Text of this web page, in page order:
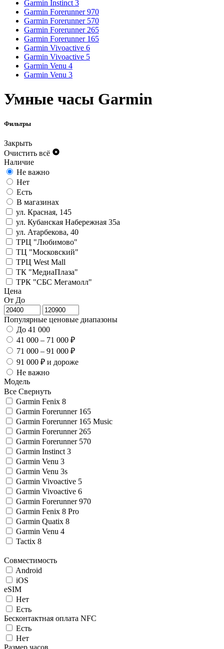
Garmin Instinct 3
Garmin Forerunner 970
Garmin Forerunner 570
Garmin Forerunner 265
Garmin Forerunner 165
Garmin Vivoactive 6
Garmin Vivoactive 5
Garmin Venu 4
Garmin Venu 3
Умные часы Garmin
Фильтры
Закрыть
Очистить всё
Наличие
Не важно
Нет
Есть
В магазинах
ул. Красная, 145
ул. Кубанская Набережная 35а
ул. Атарбекова, 40
ТРЦ "Любимово"
ТЦ "Московский"
ТРЦ West Mall
ТК "МедиаПлаза"
ТРК "СБС Мегамолл"
Цена
От До
Популярные ценовые диапазоны
До 41 000
41 000 – 71 000 ₽
71 000 – 91 000 ₽
91 000 ₽ и дороже
Не важно
Модель
Все Свернуть
Garmin Fenix 8
Garmin Forerunner 165
Garmin Forerunner 165 Music
Garmin Forerunner 265
Garmin Forerunner 570
Garmin Instinct 3
Garmin Venu 3
Garmin Venu 3s
Garmin Vivoactive 5
Garmin Vivoactive 6
Garmin Forerunner 970
Garmin Fenix 8 Pro
Garmin Quatix 8
Garmin Venu 4
Tactix 8
Совместимость
Android
iOS
eSIM
Нет
Есть
Беcконтактная оплата NFC
Есть
Нет
Размер часов